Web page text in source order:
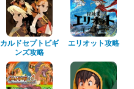
カルドセプトビギ
ンズ攻略
エリオット攻略